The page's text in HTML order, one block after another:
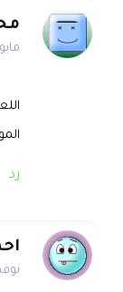
مايو 30, 2023
رد
نوفمبر